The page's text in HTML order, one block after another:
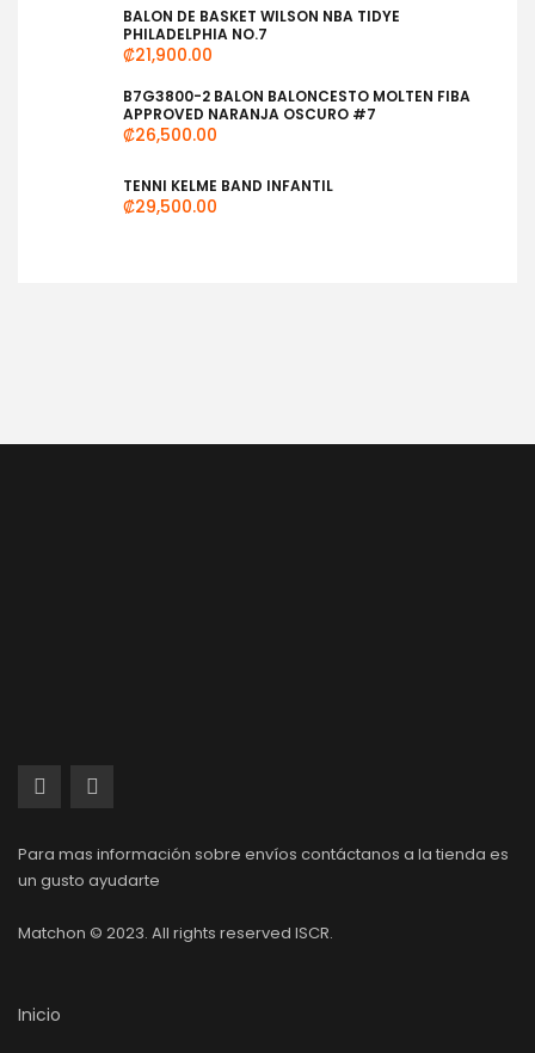
BALON DE BASKET WILSON NBA TIDYE
PHILADELPHIA NO.7
₡21,900.00
B7G3800-2 BALON BALONCESTO MOLTEN FIBA
APPROVED NARANJA OSCURO #7
₡26,500.00
TENNI KELME BAND INFANTIL
₡29,500.00
Para mas información sobre envíos contáctanos a la tienda es
un gusto ayudarte
Matchon © 2023. All rights reserved ISCR.
Inicio